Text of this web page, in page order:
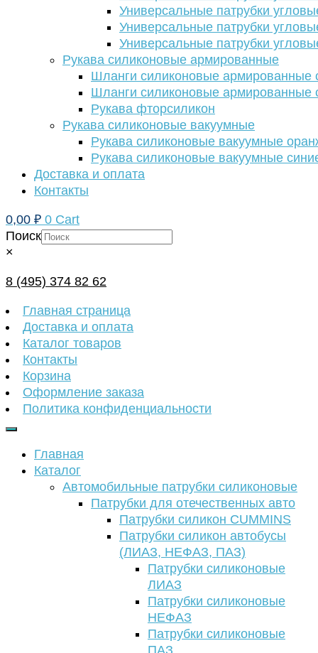
Универсальные патрубки
Универсальные патрубки
Универсальные патрубки
Рукава силиконовые армированные
Шланги силиконовые армированные
Шланги силиконовые армированные
Рукава фторсиликон
Рукава силиконовые вакуумные
Рукава силиконовые вакуумные
Рукава силиконовые вакуумные
Доставка и оплата
Контакты
0,00 ₽ 0 Cart
Поиск
×
8 (495) 374 82 62
Главная страница
Доставка и оплата
Каталог товаров
Контакты
Корзина
Оформление заказа
Политика конфиденциальности
Главная
Каталог
Автомобильные патрубки силиконовые
Патрубки для отечественных авто
Патрубки силикон CUMMINS
Патрубки силикон автобусы
(ЛИАЗ, НЕФАЗ, ПАЗ)
Патрубки силиконовые
ЛИАЗ
Патрубки силиконовые
НЕФАЗ
Патрубки силиконовые
ПАЗ